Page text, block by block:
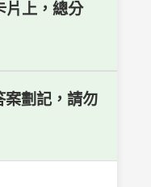
片上，總分
案劃記，請勿